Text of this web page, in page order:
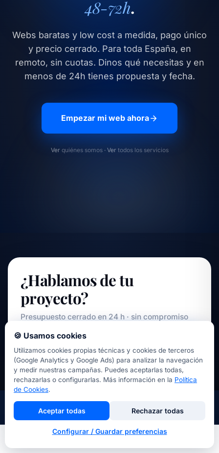
48-72h.
Webs baratas y low cost a medida, pago único
y precio cerrado. Para toda España, en
remoto, sin cuotas. Dinos qué necesitas y en
menos de 24h tienes propuesta y fecha.
Empezar mi web ahora
Ver quiénes somos· Ver todos los servicios
¿Hablamos de tu
proyecto?
Presupuesto cerrado en 24 h · sin compromiso
Pedir presupuesto
WebsBarcelona
🍪 Usamos cookies
Utilizamos cookies propias técnicas y cookies de terceros
(Google Analytics y Google Ads) para analizar la navegación
y medir nuestras campañas. Puedes aceptarlas todas,
rechazarlas o configurarlas. Más información en la Política
de Cookies.
Aceptar todas Rechazar todas
Configurar / Guardar preferencias